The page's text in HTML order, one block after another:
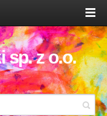
sp. z o.o.